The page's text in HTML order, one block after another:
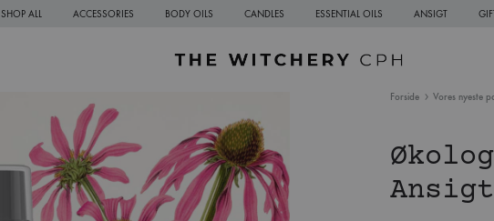
SHOP ALL ACCESSORIES BODY OILS CANDLES ESSENTIAL OILS ANSIGT
CPH
Skincare
from
Copenhagen
Forside Vores nyeste